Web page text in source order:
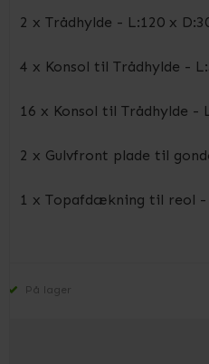
2 x Trådhylde - L:120 x
4 x Konsol til Trådhylde -
16 x Konsol til Trådhylde -
2 x Gulvfront plade til
1 x Topafdækning til reol -
På lager